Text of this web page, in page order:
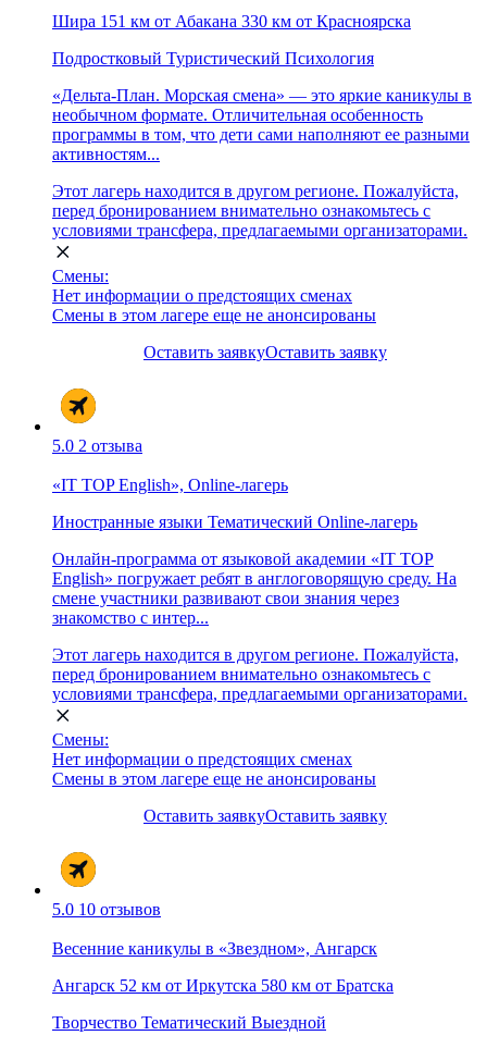
Шира 151 км от Абакана 330 км от Красноярска
Подростковый Туристический Психология
«Дельта-План. Морская смена» — это яркие каникулы в
необычном формате. Отличительная особенность
программы в том, что дети сами наполняют ее разными
активностям...
Этот лагерь находится в другом регионе. Пожалуйста,
перед бронированием внимательно ознакомьтесь с
условиями трансфера, предлагаемыми организаторами.
Смены:
Нет информации о предстоящих сменах
Смены в этом лагере еще не анонсированы
Оставить заявкуОставить заявку
5.0 2 отзыва
«IT TOP English», Online-лагерь
Иностранные языки Тематический Online-лагерь
Онлайн-программа от языковой академии «IT TOP
English» погружает ребят в англоговорящую среду. На
смене участники развивают свои знания через
знакомство с интер...
Этот лагерь находится в другом регионе. Пожалуйста,
перед бронированием внимательно ознакомьтесь с
условиями трансфера, предлагаемыми организаторами.
Смены:
Нет информации о предстоящих сменах
Смены в этом лагере еще не анонсированы
Оставить заявкуОставить заявку
5.0 10 отзывов
Весенние каникулы в «Звездном», Ангарск
Ангарск 52 км от Иркутска 580 км от Братска
Творчество Тематический Выездной